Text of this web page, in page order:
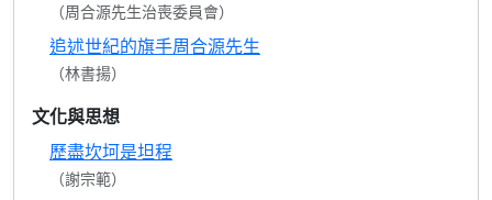
（周合源先生治喪委員會）
追述世紀的旗手周合源先生
（林書揚）
文化與思想
歷盡坎坷是坦程
（謝宗範）